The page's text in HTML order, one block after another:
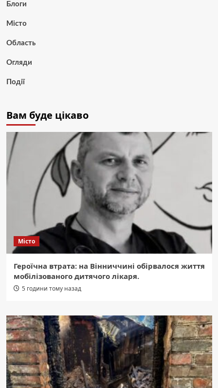
Блоги
Місто
Область
Огляди
Події
Вам буде цікаво
Місто
Героїчна втрата: на Вінниччині обірвалося життя
мобілізованого дитячого лікаря.
5 години тому назад